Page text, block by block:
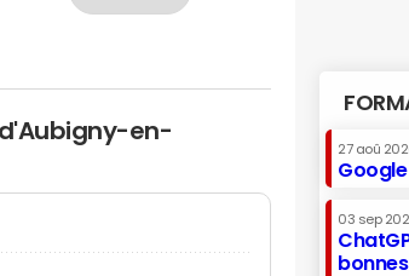
en-
27 aoû
03 sep